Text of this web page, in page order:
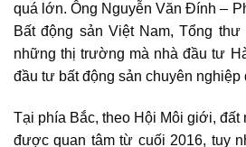
quá lớn. Ông Nguyễn Văn Đính –
Bất động sản Việt Nam, Tổng
những thị trường mà nhà đầu tư
đầu tư bất động sản chuyên nghiệp
Tại phía Bắc, theo Hội Môi giới, đất
được quan tâm từ cuối 2016, tuy